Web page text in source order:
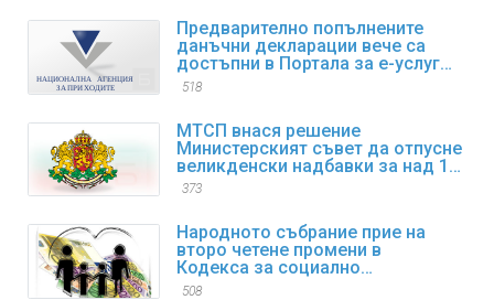
Предварително попълнените
данъчни декларации вече са
достъпни в Портала за е-услуги
на НАП
518
МТСП внася решение
Министерският съвет да отпусне
великденски надбавки за над 1
600 000 пенсионери
373
Народното събрание прие на
второ четене промени в
Кодекса за социално
осигуряване
508